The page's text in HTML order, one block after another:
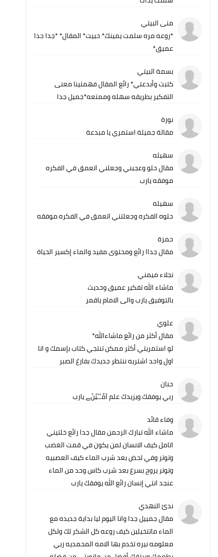
منى البيتي
*روعه مره سلمت يمينك* حبيت* المقال* *جدا حدا
عميق*
بسمة البيتي
كتبت وأبدعتي* رائع المقال فهمتينا معنى
التفكير بطريقه سهله وممتعه*جميل جدا
نورة
مقالة جميلة استمري يا مبدعة
سهيله
مقال حلو وعجبني وجعلني اتعمق في الفكره
موفقه يارب
سهيله
حلوه الفكره وجعلتني اتعمق في الفكره موفقه
حمزة
مقال جداا رائع ومحتوى مفيد والماء إكسير الحياة
نجلاء ميمني
ماشاء الله تفكير عميق وحديث
بالتوفيق يارب والى الامام ياقمر
علوي
مقال أكثر من رائع ماشاءالله*
لو استمريتي أكثر ممكن تنتجي كتاب بإسمك و انا
اول واحد اشتريه ننتظر جديدك بفارغ الصبر
حنان
ربي يوفقك ويزيدك علم آمِّـََـََيََنْﮯ يارب
وفاء قائد
ماشاء الله تبارك الرحمن مقال جدا رائع خلتيني
اتامل كيف الانسان لمن يكون في قمت الغضب
وتوتر وفي لحض بعد شرب الماء كيف العصبيه
وتوتر يروح بسرع بعد شرب كاس وحد من الماء
عنجد انتي إنسان رائع الله يوفقك يارب
ندئ النهدي
مقال جمييل جدا وانا اليوم ليا بداية جديده مع
الماء ماتتخيلين كيف روعه كل الشكر لك ولكل
معلومه نيره تخدم بها الامه المحمديه ربي